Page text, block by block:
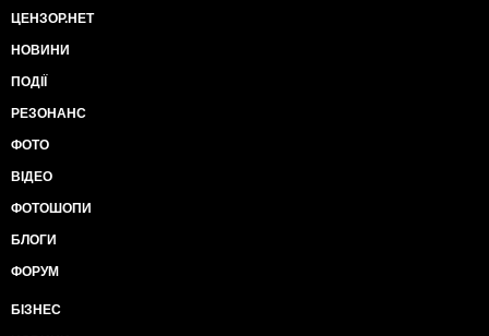
ЦЕНЗОР.НЕТ
НОВИНИ
ПОДІЇ
РЕЗОНАНС
ФОТО
ВІДЕО
ФОТОШОПИ
БЛОГИ
ФОРУМ
БІЗНЕС